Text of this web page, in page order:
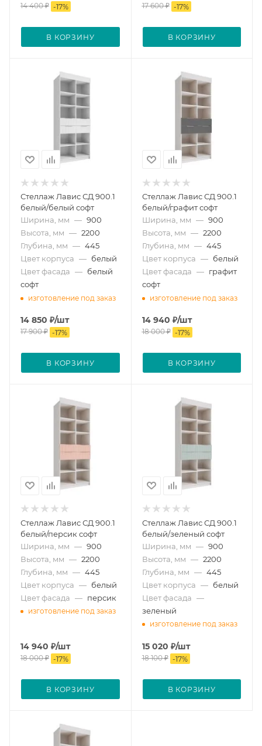
14 400₽ -17%
В КОРЗИНУ
17 600₽ -17%
В КОРЗИНУ
Стеллаж Лавис СД 900.1
белый/белый софт
Ширина, мм — 900
Высота, мм — 2200
Глубина, мм — 445
Цвет корпуса — белый
Цвет фасада — белый
софт
изготовление под заказ
14 850 ₽/шт
17 900₽ -17%
В КОРЗИНУ
Стеллаж Лавис СД 900.1
белый/графит софт
Ширина, мм — 900
Высота, мм — 2200
Глубина, мм — 445
Цвет корпуса — белый
Цвет фасада — графит
софт
изготовление под заказ
14 940 ₽/шт
18 000₽ -17%
В КОРЗИНУ
Стеллаж Лавис СД 900.1
белый/персик софт
Ширина, мм — 900
Высота, мм — 2200
Глубина, мм — 445
Цвет корпуса — белый
Цвет фасада — персик
изготовление под заказ
14 940 ₽/шт
18 000₽ -17%
В КОРЗИНУ
Стеллаж Лавис СД 900.1
белый/зеленый софт
Ширина, мм — 900
Высота, мм — 2200
Глубина, мм — 445
Цвет корпуса — белый
Цвет фасада —
зеленый
изготовление под заказ
15 020 ₽/шт
18 100₽ -17%
В КОРЗИНУ